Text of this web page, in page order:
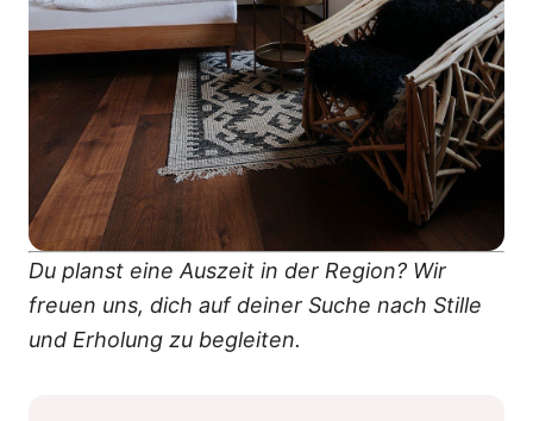
Du planst eine Auszeit in der Region? Wir
freuen uns, dich auf deiner Suche nach Stille
und Erholung zu begleiten.